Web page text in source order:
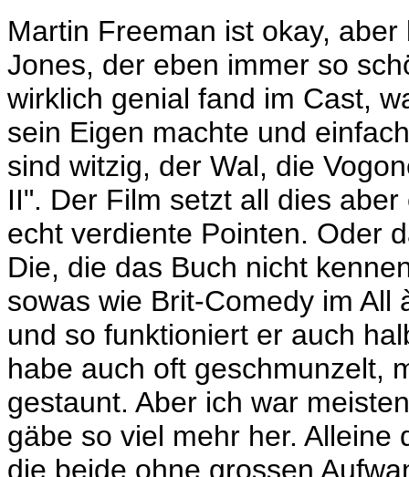
Martin Freeman ist okay,
Jones, der eben immer so
wirklich genial fand im Cast,
sein Eigen machte und
sind witzig, der Wal, die
II". Der Film setzt all dies
echt verdiente Pointen. Oder
Die, die das Buch nicht
sowas wie Brit-Comedy im All
und so funktioniert er auch
habe auch oft geschmunzelt,
gestaunt. Aber ich war
gäbe so viel mehr her.
die beide ohne grossen